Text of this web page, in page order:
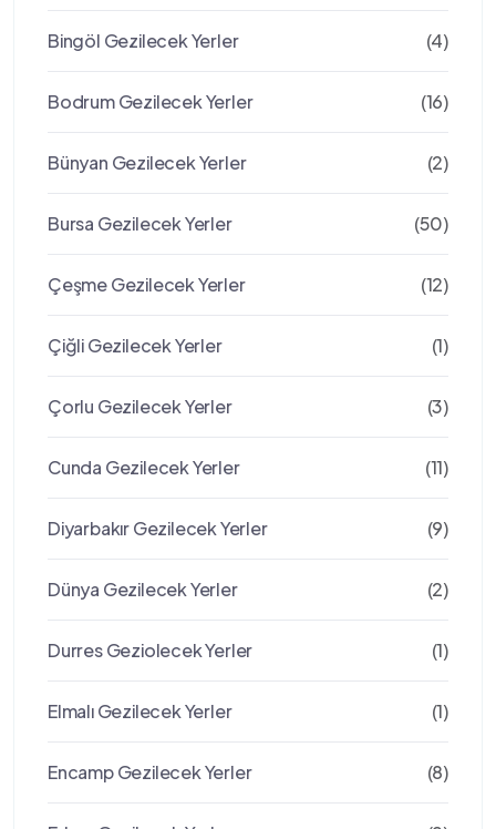
Bingöl Gezilecek Yerler (4)
Bodrum Gezilecek Yerler (16)
Bünyan Gezilecek Yerler (2)
Bursa Gezilecek Yerler (50)
Çeşme Gezilecek Yerler (12)
Çiğli Gezilecek Yerler (1)
Çorlu Gezilecek Yerler (3)
Cunda Gezilecek Yerler (11)
Diyarbakır Gezilecek Yerler (9)
Dünya Gezilecek Yerler (2)
Durres Geziolecek Yerler (1)
Elmalı Gezilecek Yerler (1)
Encamp Gezilecek Yerler (8)